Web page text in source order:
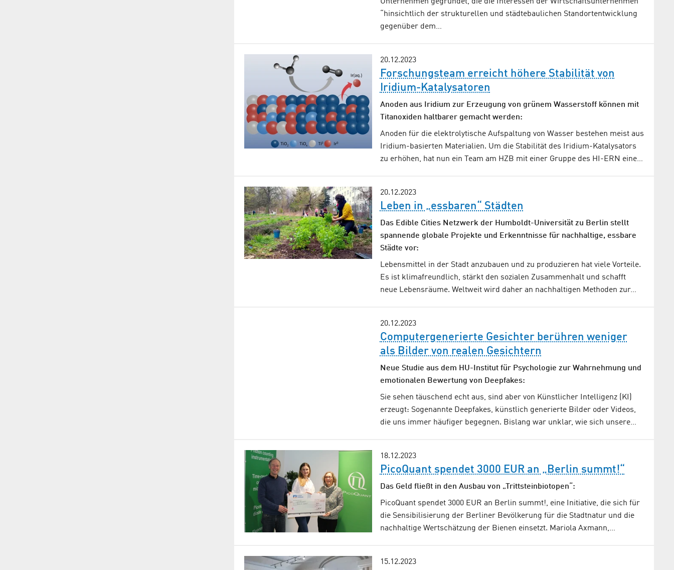
Unternehmen gegründet, die die Interessen der Wirtschaftsunternehmen
“hinsichtlich der strukturellen und städtebaulichen Standortentwicklung
gegenüber dem…
20.12.2023
Forschungsteam erreicht höhere Stabilität von
Iridium-Katalysatoren
Anoden aus Iridium zur Erzeugung von grünem Wasserstoff können mit
Titanoxiden haltbarer gemacht werden:
Anoden für die elektrolytische Aufspaltung von Wasser bestehen meist aus
Iridium-basierten Materialien. Um die Stabilität des Iridium-Katalysators
zu erhöhen, hat nun ein Team am HZB mit einer Gruppe des HI-ERN eine…
20.12.2023
Leben in „essbaren“ Städten
Das Edible Cities Netzwerk der Humboldt-Universität zu Berlin stellt
spannende globale Projekte und Erkenntnisse für nachhaltige, essbare
Städte vor:
Lebensmittel in der Stadt anzubauen und zu produzieren hat viele Vorteile.
Es ist klimafreundlich, stärkt den sozialen Zusammenhalt und schafft
neue Lebensräume. Weltweit wird daher an nachhaltigen Methoden zur…
20.12.2023
Computergenerierte Gesichter berühren weniger
als Bilder von realen Gesichtern
Neue Studie aus dem HU-Institut für Psychologie zur Wahrnehmung und
emotionalen Bewertung von Deepfakes:
Sie sehen täuschend echt aus, sind aber von Künstlicher Intelligenz (KI)
erzeugt: Sogenannte Deepfakes, künstlich generierte Bilder oder Videos,
die uns immer häufiger begegnen. Bislang war unklar, wie sich unsere…
18.12.2023
PicoQuant spendet 3000 EUR an „Berlin summt!“
Das Geld fließt in den Ausbau von „Trittsteinbiotopen“:
PicoQuant spendet 3000 EUR an Berlin summt!, eine Initiative, die sich für
die Sensibilisierung der Berliner Bevölkerung für die Stadtnatur und die
nachhaltige Wertschätzung der Bienen einsetzt. Mariola Axmann,…
15.12.2023